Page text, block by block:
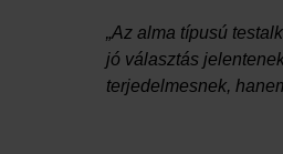
„Az alma típusú
jó választás
terjedelmesnek,